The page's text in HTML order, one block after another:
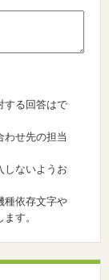
する回答はで
わせ先の担当
しないようお
種依存文字や
す。